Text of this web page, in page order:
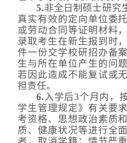
5.非全日制硕士研究
真实有效的定向单位委
或劳动合同等证明材料
录取考生在新生报到时
件一份交学校研招办备
生与所在单位产生的问
若因此造成不能复试或
担责任。
6. 入学后3个月内，
学生管理规定》有关要
考资格、思想政治素质
质、健康状况等进行全